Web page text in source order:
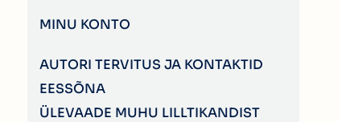
MINU KONTO
AUTORI TERVITUS JA KONTAKTID
EESSÕNA
ÜLEVAADE MUHU LILLTIKANDIST